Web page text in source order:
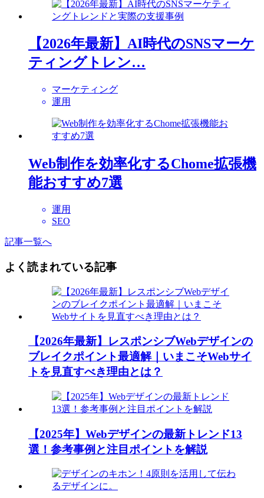
【2026年最新】AI時代のSNSマーケ
ティングトレン…
マーケティング
運用
Web制作を効率化するChome拡張機
能おすすめ7選
運用
SEO
記事一覧へ
よく読まれている記事
【2026年最新】レスポンシブWebデザインの
ブレイクポイント最適解｜いまこそWebサイ
トを見直すべき理由とは？
【2025年】Webデザインの最新トレンド13
選！参考事例と注目ポイントを解説